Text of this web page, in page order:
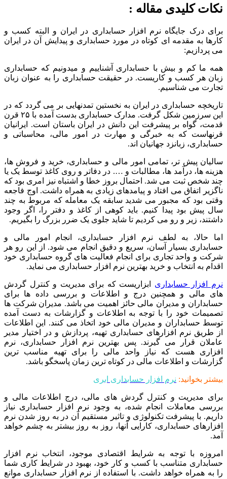
نکات کلیدی مقاله :
برای درک جایگاه نرم افزار حسابداری در ایران و البته کسب و
کارها به مقدمه ای کوتاه در مورد حسابداری و پیدایش آن در ایران
می پردازیم:
همه ما کم و بیش با حسابداری آشناییم و میدونیم که حسابداری
زبان هر کسب و کاریست. در حقیقت حسابداری را به عنوان زبان
تجارت می شناسیم.
تاریخچه حسابداری در ایران به نخستین تمدنهایی بر می گردد که در
این سرزمین شکل گرفت. مدارک حسابداری بدست آمده با ۲۵ قرن
قدمت، گواه بر پیشرفت این دانش در ایران باستان است. ایرانیان
قرنهاست که به خبرگی و مهارت در امور مالی، محاسباتی و
حسابداری، زبانزد جهانیان اند.
سالیان پیش تر، تمامی امور مالی و حسابداری، خرید و فروش‌ ها،
هزینه‌ ها، درآمد ها، مطالبات و …. در دفاتر و روی کاغذ توسط یک یا
چند شخص ثبت می‌ شد. احتمال بروز خطا و اشتباه نیز امری بود که
ناگزیر اتفاق می‌ افتاد و پیامدهای زیادی به همراه داشت. اوج فاجعه
وقتی بود که مجبور می ‌شدید سابقه یک معامله که مربوط به چند
سال پیش بود پیدا کنیم. باید کوهی از کاغذ و دفتر را، اگر وجود
داشتند، زیر و رو می‌ کردیم تا شاید جلوی یک ضرر بزرگ را بگیریم.
اما حالا، به لطف نرم افزار حسابداری، انجام امور مالی و
حسابداری بسیار آسان، سریع و دقیق انجام می شود. از این رو هر
شرکت و واحد تجاری برای انجام فعالیت های گروه حسابداری خود
اقدام به انتخاب و خرید بهترین نرم افزار حسابداری می نماید.
نرم افزار حسابداری ابزاریست که برای مدیریت و کنترل گردش
های مالی و همچنین درج و اطلاعات و بررسی داده ها برای
حسابداران و مدیران مالی حائز اهمیت می باشد. مدیران شرکت ها
تصمیمات خود را با توجه به اطلاعات و گزارشات به دست آمده
توسط حسابداران و مدیران مالی خود اتخاذ می کنند. این اطلاعات
از طریق نرم افزارهای حسابداری تهیه، پردازش و در اختیار مدیر
عاملان قرار می گیرند. پس بهترین نرم افزار حسابداری، نرم
افزاری هست که نیاز واحد مالی را برای تهیه مناسب ترین
گزارشات و اطلاعات مالی در کوتاه ترین زمان پاسخگو باشد.
بیشتر بخوانید: نرم افزار حسابداری ابری
برای مدیریت و کنترل گردش های مالی، درج اطلاعات مالی و
بررسی معاملات انجام شده، به وجود نرم افزار حسابداری نیاز
داریم. با پیشرفت تکنولوژی و تاثیر مستقیم آن در به روز شدن نرم
افزارهای حسابداری، کارایی آنها، روز به روز بیشتر به چشم خواهد
آمد.
امروزه با توجه به شرایط اقتصادی موجود، انتخاب نرم افزار
حسابداری متناسب با کسب و کار خود، بهبود در شرایط کاری شما
را به همراه خواهد داشت. با استفاده از نرم افزار حسابداری موانع